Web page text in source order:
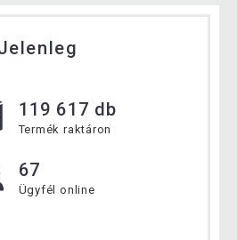
119 617 db
Termék raktáron
67
Ügyfél online